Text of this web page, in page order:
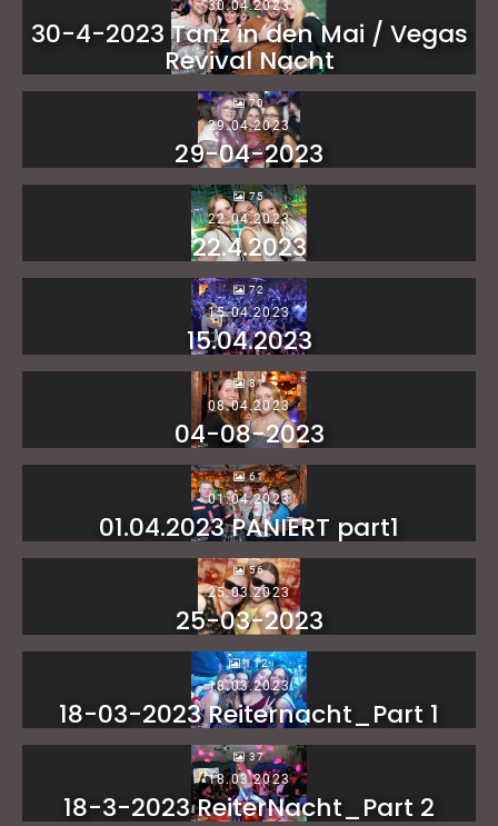
30.04.2023
30-4-2023 Tanz in den Mai / Vegas
Revival Nacht
70
29.04.2023
29-04-2023
75
22.04.2023
22.4.2023
72
15.04.2023
15.04.2023
81
08.04.2023
04-08-2023
61
01.04.2023
01.04.2023 PANIERT part1
56
25.03.2023
25-03-2023
112
18.03.2023
18-03-2023 Reiternacht_Part 1
37
18.03.2023
18-3-2023 ReiterNacht_Part 2